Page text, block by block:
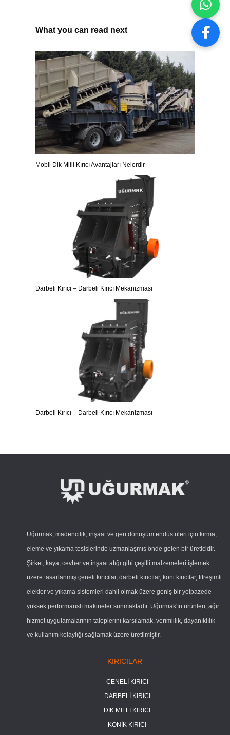
What you can read next
Mobil Dik Milli Kırıcı Avantajları Nelerdir
Darbeli Kırıcı – Darbeli Kırıcı Mekanizması
Darbeli Kırıcı – Darbeli Kırıcı Mekanizması
Uğurmak, madencilik, inşaat ve geri dönüşüm endüstrileri için kırma,
eleme ve yıkama tesislerinde uzmanlaşmış önde gelen bir üreticidir.
Şirket, kaya, cevher ve inşaat atığı gibi çeşitli malzemeleri işlemek
üzere tasarlanmış çeneli kırıcılar, darbeli kırıcılar, koni kırıcılar, titreşimli
elekler ve yıkama sistemleri dahil olmak üzere geniş bir yelpazede
yüksek performanslı makineler sunmaktadır. Uğurmak'ın ürünleri, ağır
hizmet uygulamalarının taleplerini karşılamak, verimlilik, dayanıklılık
ve kullanım kolaylığı sağlamak üzere üretilmiştir.
KIRICILAR
ÇENELİ KIRICI
DARBELİ KIRICI
DİK MİLLİ KIRICI
KONİK KIRICI